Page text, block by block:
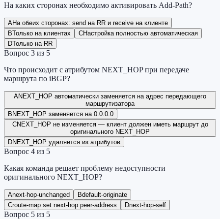
На каких сторонах необходимо активировать Add-Path?
AНа обеих сторонах: send на RR и receive на клиенте
BТолько на клиентах CНастройка полностью автоматическая
DТолько на RR
Вопрос 3 из 5
Что происходит с атрибутом NEXT_HOP при передаче
маршрута по iBGP?
ANEXT_HOP автоматически заменяется на адрес передающего
маршрутизатора
B NEXT_HOP заменяется на 0.0.0.0
CNEXT_HOP не изменяется — клиент должен иметь маршрут до
оригинального NEXT_HOP
DNEXT_HOP удаляется из атрибутов
Вопрос 4 из 5
Какая команда решает проблему недоступности
оригинального NEXT_HOP?
Anext-hop-unchanged Bdefault-originate
Croute-map set next-hop peer-address Dnext-hop-self
Вопрос 5 из 5